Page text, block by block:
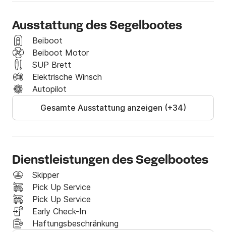
malerische Süden oder der zentrale Teil mit seinen
zahlreichen Inseln, Buchten und Stränden, 2 berühmte
Nationalparks – NP Kornati-Inseln und NP Krka
(Durchsegeln ist ein außergewöhnliches Erlebnis),
Gute Winde und viele Anker- und
Anlegemöglichkeiten.
Ausstattung des Segelbootes
Beiboot
Beiboot Motor
SUP Brett
Elektrische Winsch
Autopilot
Gesamte Ausstattung anzeigen (+34)
Dienstleistungen des Segelbootes
Skipper
Pick Up Service
Pick Up Service
Early Check-In
Haftungsbeschränkung